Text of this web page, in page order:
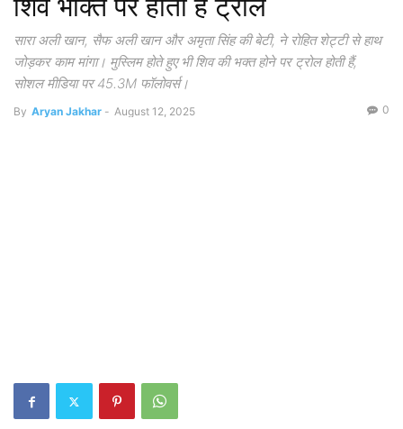
सारा अली खान, सैफ अली खान और अमृता सिंह की बेटी, ने रोहित शेट्टी से हाथ
जोड़कर काम मांगा। मुस्लिम होते हुए भी शिव की भक्त होने पर ट्रोल होती हैं,
सोशल मीडिया पर 45.3M फॉलोवर्स।
By Aryan Jakhar - August 12, 2025 0